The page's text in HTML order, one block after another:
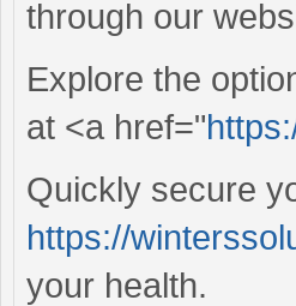
through our
Explore the
at <a href="
Quickly secure
https://
your health.